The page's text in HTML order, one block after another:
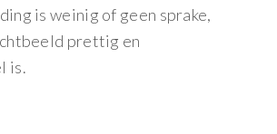
is weinig of geen sprake,
prettig en
is.